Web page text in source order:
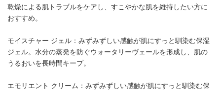
乾燥による肌トラブルをケアし、すこやかな肌を維持したい方に
おすすめ。
モイスチャー ジェル：みずみずしい感触が肌にすっと馴染む保湿
ジェル。水分の蒸発を防ぐウォータリーヴェールを形成し、肌の
うるおいを長時間キープ。
エモリエント クリーム：みずみずしい感触が肌にすっと馴染む保